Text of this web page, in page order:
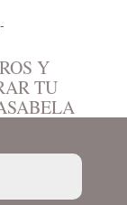
Y
TU